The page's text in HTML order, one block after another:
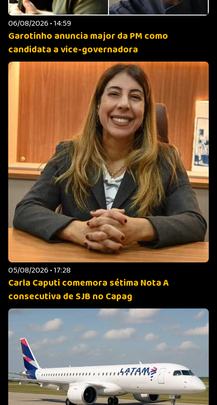
06/08/2026 • 14:59
Garotinho anuncia major da PM como
candidata a vice-governadora
05/08/2026 • 17:28
Carla Caputi comemora sétima Nota A
consecutiva de SJB no Capag